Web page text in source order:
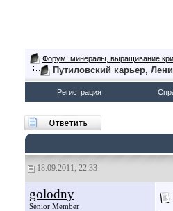
Форум: минералы, выращивание
Путиловский карьер,
Регистрация
18.09.2011, 22:33
golodny
Senior Member